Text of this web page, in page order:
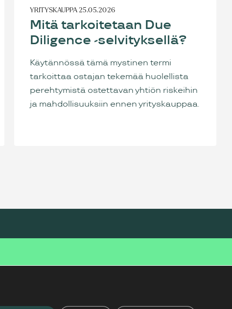
YRITYSKAUPPA 25.05.2026
Mitä tarkoitetaan Due
Diligence -selvityksellä?
Käytännössä tämä mystinen termi
tarkoittaa ostajan tekemää huolellista
perehtymistä ostettavan yhtiön riskeihin
ja mahdollisuuksiin ennen yrityskauppaa.